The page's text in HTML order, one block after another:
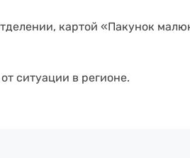
картой «Пакунок
ситуации в регионе.